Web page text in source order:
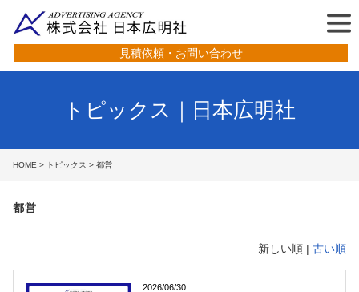
見積依頼・お問い合わせ
トピックス｜日本広明社
HOME > トピックス > 都営
都営
新しい順 | 古い順
2026/06/30